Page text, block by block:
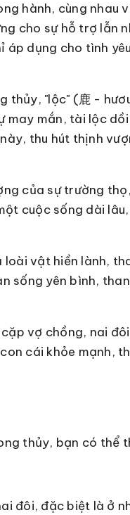
hành, cùng nhau
cho sự hỗ trợ lẫn
dụng cho tình
thủy, "lộc" (鹿 -
mắn, tài lộc
thu hút thịnh
của sự trường
cuộc sống dài
vật hiền lành,
sống yên bình,
vợ chồng, nai
cái khỏe mạnh,
thủy, bạn có thể
đôi, đặc biệt là ở